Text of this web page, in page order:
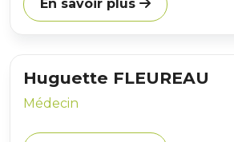
En savoir plus
Huguette FLEUREAU
Médecin